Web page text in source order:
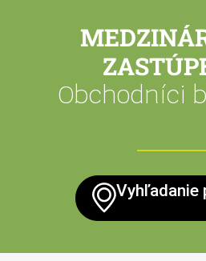
Obchodníci
Vyhľadanie